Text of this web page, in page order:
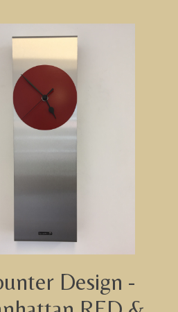
Design -